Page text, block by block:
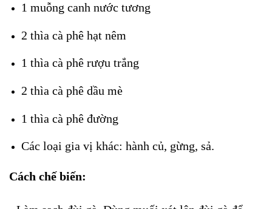
1 muỗng canh nước tương
2 thìa cà phê hạt nêm
1 thìa cà phê rượu trắng
2 thìa cà phê dầu mè
1 thìa cà phê đường
Các loại gia vị khác: hành củ, gừng, sả.
Cách chế biến: